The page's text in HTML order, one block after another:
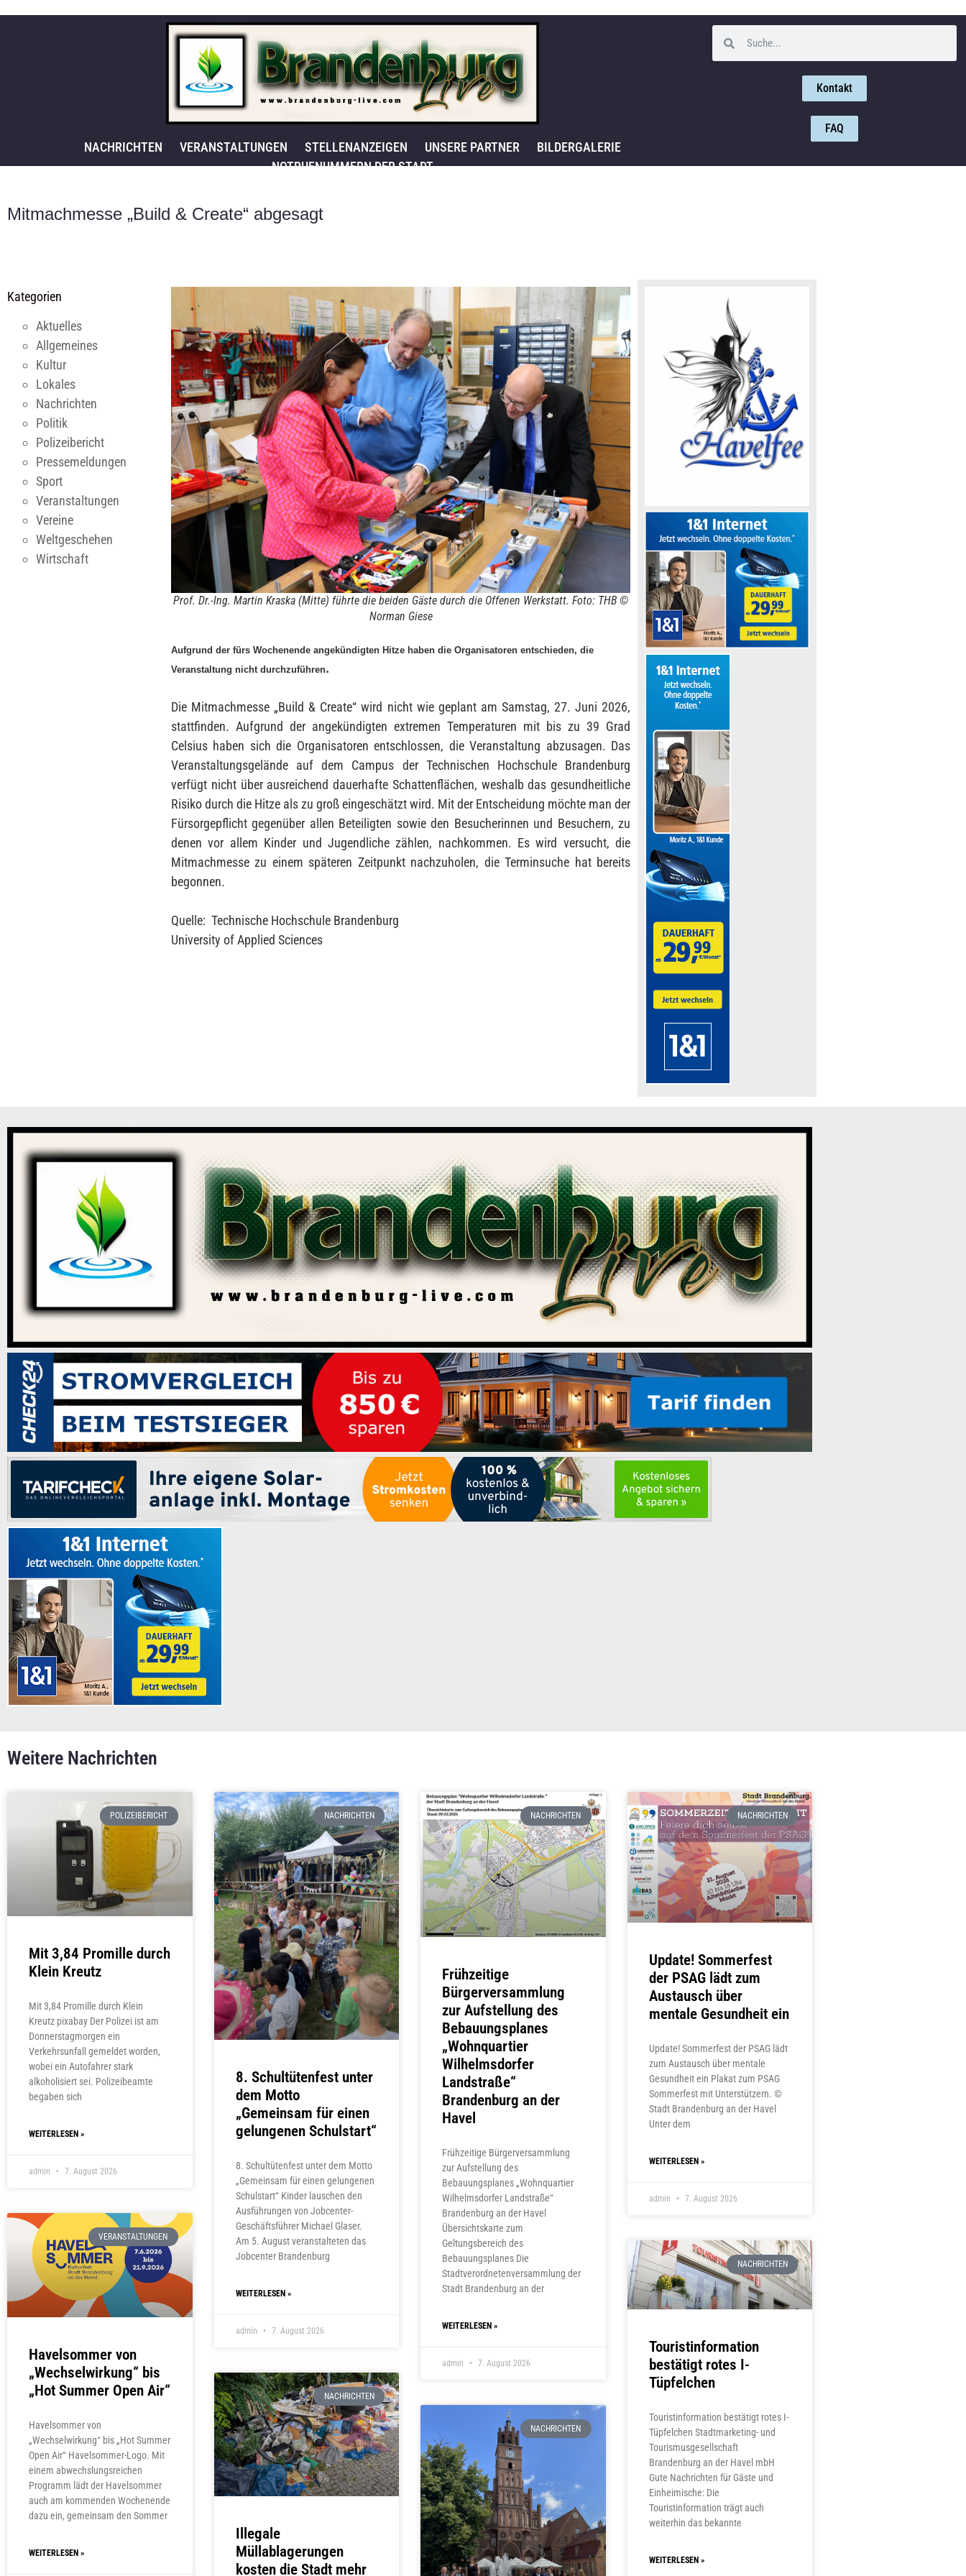
NACHRICHTEN VERANSTALTUNGEN STELLENANZEIGEN UNSERE PARTNER
BILDERGALERIE
NOTRUFNUMMERN DER STADT
Kontakt
FAQ
Mitmachmesse „Build & Create“ abgesagt
Kategorien
Aktuelles
Allgemeines
Kultur
Lokales
Nachrichten
Politik
Polizeibericht
Pressemeldungen
Sport
Veranstaltungen
Vereine
Weltgeschehen
Wirtschaft
Prof. Dr.-Ing. Martin Kraska (Mitte) führte die beiden Gäste durch die Offenen Werkstatt. Foto: THB ©
Norman Giese
Aufgrund der fürs Wochenende angekündigten Hitze haben die Organisatoren entschieden, die
Veranstaltung nicht durchzuführen.
Die Mitmachmesse „Build & Create“ wird nicht wie geplant am Samstag, 27. Juni 2026,
stattfinden. Aufgrund der angekündigten extremen Temperaturen mit bis zu 39 Grad
Celsius haben sich die Organisatoren entschlossen, die Veranstaltung abzusagen. Das
Veranstaltungsgelände auf dem Campus der Technischen Hochschule Brandenburg
verfügt nicht über ausreichend dauerhafte Schattenflächen, weshalb das gesundheitliche
Risiko durch die Hitze als zu groß eingeschätzt wird. Mit der Entscheidung möchte man der
Fürsorgepflicht gegenüber allen Beteiligten sowie den Besucherinnen und Besuchern, zu
denen vor allem Kinder und Jugendliche zählen, nachkommen. Es wird versucht, die
Mitmachmesse zu einem späteren Zeitpunkt nachzuholen, die Terminsuche hat bereits
begonnen.
Quelle: Technische Hochschule Brandenburg
University of Applied Sciences
Weitere Nachrichten
POLIZEIBERICHT
Mit 3,84 Promille durch
Klein Kreutz
Mit 3,84 Promille durch Klein
Kreutz pixabay Der Polizei ist am
Donnerstagmorgen ein
Verkehrsunfall gemeldet worden,
wobei ein Autofahrer stark
alkoholisiert sei. Polizeibeamte
begaben sich
WEITERLESEN »
admin 7. August 2026
NACHRICHTEN
8. Schultütenfest unter
dem Motto
„Gemeinsam für einen
gelungenen Schulstart“
8. Schultütenfest unter dem Motto
„Gemeinsam für einen gelungenen
Schulstart“ Kinder lauschen den
Ausführungen von Jobcenter-
Geschäftsführer Michael Glaser.
Am 5. August veranstalteten das
Jobcenter Brandenburg
WEITERLESEN »
admin 7. August 2026
NACHRICHTEN
Frühzeitige
Bürgerversammlung
zur Aufstellung des
Bebauungsplanes
„Wohnquartier
Wilhelmsdorfer
Landstraße“
Brandenburg an der
Havel
Frühzeitige Bürgerversammlung
zur Aufstellung des
Bebauungsplanes „Wohnquartier
Wilhelmsdorfer Landstraße“
Brandenburg an der Havel
Übersichtskarte zum
Geltungsbereich des
Bebauungsplanes Die
Stadtverordnetenversammlung der
Stadt Brandenburg an der
WEITERLESEN »
admin 7. August 2026
NACHRICHTEN
Update! Sommerfest
der PSAG lädt zum
Austausch über
mentale Gesundheit ein
Update! Sommerfest der PSAG lädt
zum Austausch über mentale
Gesundheit ein Plakat zum PSAG
Sommerfest mit Unterstützern. ©
Stadt Brandenburg an der Havel
Unter dem
WEITERLESEN »
admin 7. August 2026
VERANSTALTUNGEN
Havelsommer von
„Wechselwirkung“ bis
„Hot Summer Open Air“
Havelsommer von
„Wechselwirkung“ bis „Hot Summer
Open Air“ Havelsommer-Logo. Mit
einem abwechslungsreichen
Programm lädt der Havelsommer
auch am kommenden Wochenende
dazu ein, gemeinsam den Sommer
WEITERLESEN »
NACHRICHTEN
Illegale
Müllablagerungen
kosten die Stadt mehr
NACHRICHTEN
NACHRICHTEN
Touristinformation
bestätigt rotes I-
Tüpfelchen
Touristinformation bestätigt rotes I-
Tüpfelchen Stadtmarketing- und
Tourismusgesellschaft
Brandenburg an der Havel mbH
Gute Nachrichten für Gäste und
Einheimische: Die
Touristinformation trägt auch
weiterhin das bekannte
WEITERLESEN »